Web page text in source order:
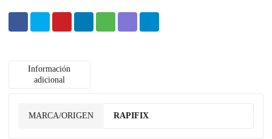
Información
adicional
MARCA/ORIGEN RAPIFIX